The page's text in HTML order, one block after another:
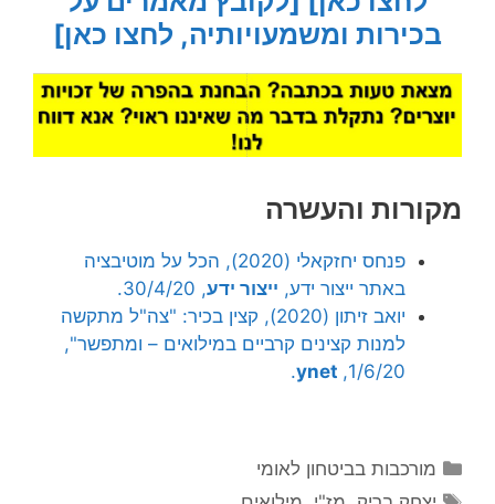
בכירות ומשמעויותיה, לחצו כאן]
מקורות והעשרה
פנחס יחזקאלי (2020), הכל על מוטיבציה
באתר ייצור ידע, ייצור ידע, 30/4/20.
יואב זיתון (2020), קצין בכיר: "צה"ל מתקשה
למנות קצינים קרביים במילואים – ומתפשר",
1/6/20,
.
קטגוריות
מורכבות בביטחון לאומי
תגיות